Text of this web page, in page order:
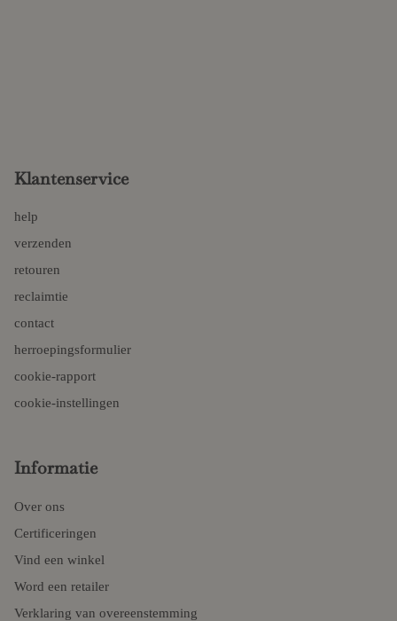
Klantenservice
help
verzenden
retouren
reclaimtie
contact
herroepingsformulier
cookie-rapport
cookie-instellingen
Informatie
Over ons
Certificeringen
Vind een winkel
Word een retailer
Verklaring van overeenstemming